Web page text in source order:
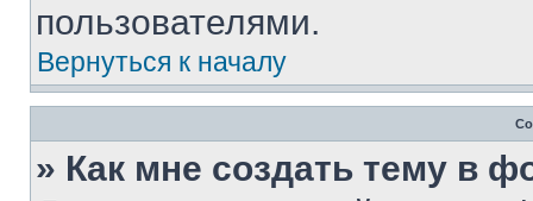
пользователями.
Вернуться к началу
» Как мне создать тему в